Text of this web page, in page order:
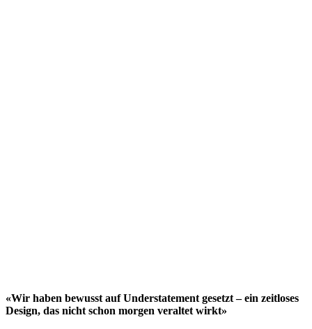
«Wir haben bewusst auf Understatement gesetzt – ein zeitloses
Design, das nicht schon morgen veraltet wirkt»